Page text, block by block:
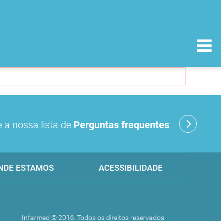
a nossa lista de Perguntas frequentes
ESTAMOS ACESSIBILIDADE
Infarmed © 2016. Todos os direitos reservados